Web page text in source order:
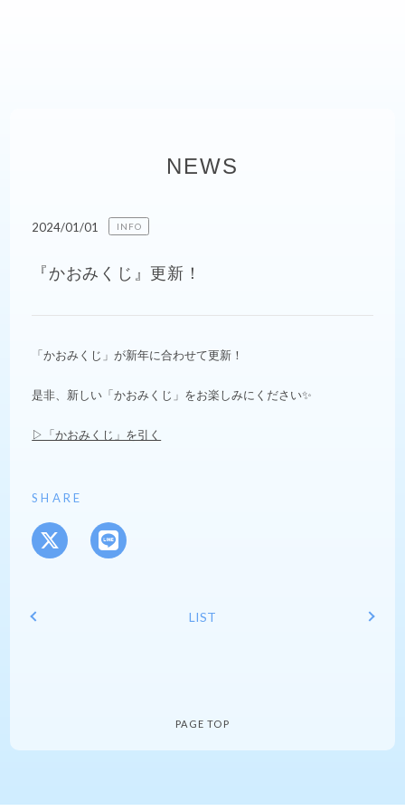
NEWS
2024/01/01 INFO
『かおみくじ』更新！
「かおみくじ」が新年に合わせて更新！
是非、新しい「かおみくじ」をお楽しみにください✨
▷「かおみくじ」を引く
SHARE
LIST
PAGE TOP